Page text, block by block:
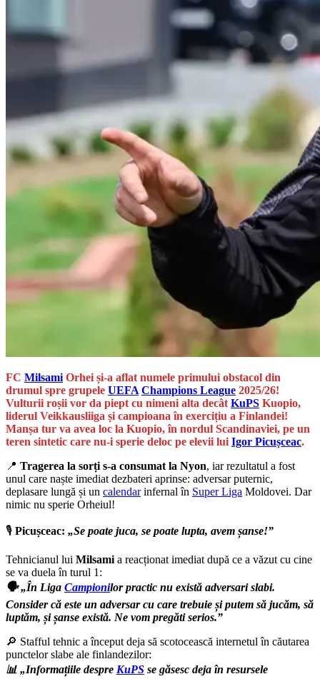
FC Milsami Orhei și-a aflat numele primului obstacol din
drumul spre grupele UEFA Champions League 2025/26!
Vulturii roșii vor da piept cu nimeni alta decât KuPS Kuopio,
liderul Veikkausliiga și campioana în exercițiu a Finlandei!
Manșa tur va avea loc la Kuopio, în nordul Scandinaviei, pe un
teren sintetic care nu-i sperie deloc pe elevii lui Igor Picușceac.
📍 Tragerea la sorți s-a consumat la Nyon, iar rezultatul a fost
unul care naște imediat dezbateri aprinse: adversar puternic,
deplasare lungă și un calendarinfernal în Super Liga Moldovei. Dar
nimic nu sperie Orheiul!
🎙️ Picușceac: „Se poate juca, se poate lupta, avem șanse!”
Tehnicianul lui Milsami a reacționat imediat după ce a văzut cu cine
se va duela în turul 1:
🗣️ „În Liga Campionilor practic nu există adversari slabi.
Consider că este un adversar cu care trebuie și putem să jucăm, să
luptăm, și șanse există. Ne vom pregăti serios.”
🔎 Stafful tehnic a început deja să scotocească internetul în căutarea
punctelor slabe ale finlandezilor:
📊 „Informațiile despre KuPS se găsesc deja în resursele